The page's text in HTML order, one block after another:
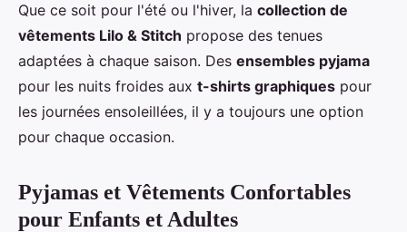
Que ce soit pour l'été ou l'hiver, la collection de
vêtements Lilo & Stitch propose des tenues
adaptées à chaque saison. Des ensembles pyjama
pour les nuits froides aux t-shirts graphiques pour
les journées ensoleillées, il y a toujours une option
pour chaque occasion.
Pyjamas et Vêtements Confortables
pour Enfants et Adultes